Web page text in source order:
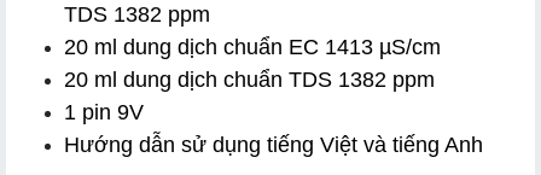
TDS 1382 ppm
20 ml dung dịch chuẩn EC 1413 µS/cm
20 ml dung dịch chuẩn TDS 1382 ppm
1 pin 9V
Hướng dẫn sử dụng tiếng Việt và tiếng Anh